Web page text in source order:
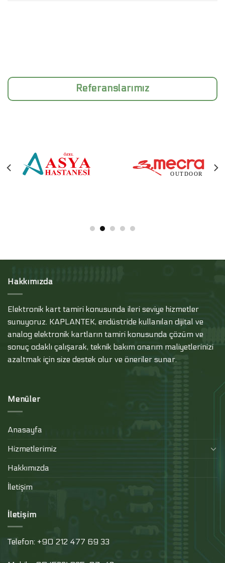
Referanslarımız
Hakkımızda
Elektronik kart tamiri konusunda ileri seviye hizmetler
sunuyoruz. KAPLANTEK, endüstride kullanılan dijital ve
analog elektronik kartların tamiri konusunda çözüm ve
sonuç odaklı çalışarak, teknik bakım onarım maliyetlerinizi
azaltmak için size destek olur ve öneriler sunar.
Menüler
Anasayfa
Hizmetlerimiz
Hakkımızda
İletişim
İletişim
Telefon: +90 212 477 69 33